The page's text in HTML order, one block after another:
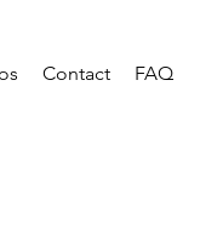
Contact FAQ